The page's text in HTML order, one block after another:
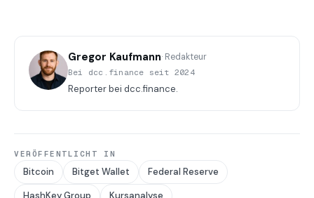
Gregor Kaufmann· Redakteur
Bei dcc.finance seit 2024
Reporter bei dcc.finance.
VERÖFFENTLICHT IN
Bitcoin Bitget Wallet
Federal Reserve
HashKey Group
Kursanalyse